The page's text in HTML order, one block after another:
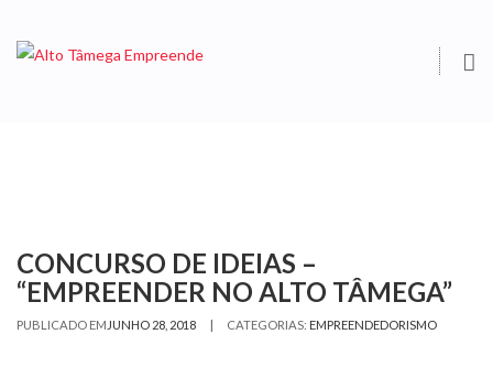
CONCURSO DE IDEIAS –
“EMPREENDER NO ALTO TÂMEGA”
PUBLICADO EM JUNHO 28, 2018 | CATEGORIAS: EMPREENDEDORISMO